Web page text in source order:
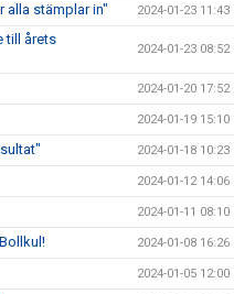
alla stämplar in" 2024-01-23 11:43
till årets
2024-01-23 08:52
2024-01-20 17:52
2024-01-19 15:10
2024-01-18 10:23
2024-01-12 14:06
2024-01-11 08:10
2024-01-08 16:26
2024-01-05 12:00